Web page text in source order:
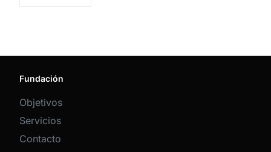
Fundación
Objetivos
Servicios
Contacto